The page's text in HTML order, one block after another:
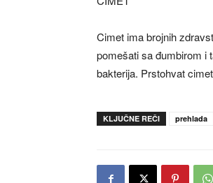
Cimet ima brojnih
pomešati sa đumbirom i
bakterija. Prstohvat
KLJUČNE REČI prehlada